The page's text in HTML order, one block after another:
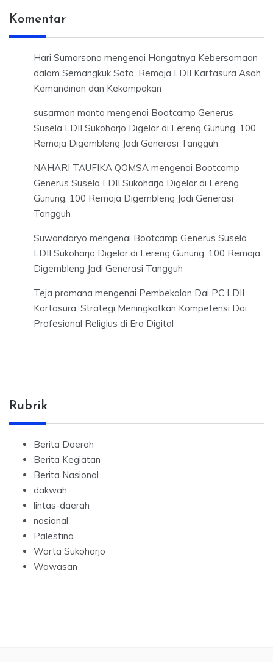
Komentar
Hari Sumarsono mengenai Hangatnya Kebersamaan
dalam Semangkuk Soto, Remaja LDII Kartasura Asah
Kemandirian dan Kekompakan
susarman manto mengenai Bootcamp Generus
Susela LDII Sukoharjo Digelar di Lereng Gunung, 100
Remaja Digembleng Jadi Generasi Tangguh
NAHARI TAUFIKA QOMSA mengenai Bootcamp
Generus Susela LDII Sukoharjo Digelar di Lereng
Gunung, 100 Remaja Digembleng Jadi Generasi
Tangguh
Suwandaryo mengenai Bootcamp Generus Susela
LDII Sukoharjo Digelar di Lereng Gunung, 100 Remaja
Digembleng Jadi Generasi Tangguh
Teja pramana mengenai Pembekalan Dai PC LDII
Kartasura: Strategi Meningkatkan Kompetensi Dai
Profesional Religius di Era Digital
Rubrik
Berita Daerah
Berita Kegiatan
Berita Nasional
dakwah
lintas-daerah
nasional
Palestina
Warta Sukoharjo
Wawasan